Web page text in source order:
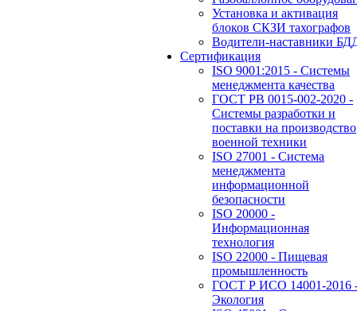
Установка и активация
блоков СКЗИ тахографов
Водители-наставники
Сертификация
ISO 9001:2015 - Системы
менеджмента качества
ГОСТ РВ 0015-002-2020 -
Системы разработки и
поставки на производство
военной техники
ISO 27001 - Система
менеджмента
информационной
безопасности
ISO 20000 -
Информационная
технология
ISO 22000 - Пищевая
промышленность
ГОСТ Р ИСО 14001-2016
Экология